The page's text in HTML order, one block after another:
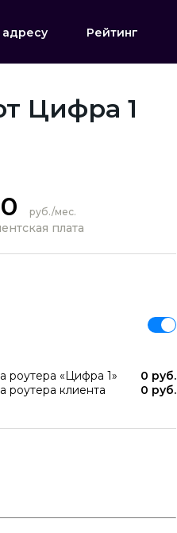
Рейтинг
Цифра 1
руб./мес.
плата
роутера «Цифра 1»
0 руб.
роутера клиента
0 руб.